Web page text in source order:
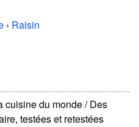
› Raisin
cuisine du monde / Des
testées et retestées